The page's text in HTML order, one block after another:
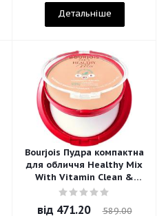
Детальніше
Bourjois Пудра компактна
для обличчя Healthy Mix
With Vitamin Clean &
Vegan
від 471.20 589.00